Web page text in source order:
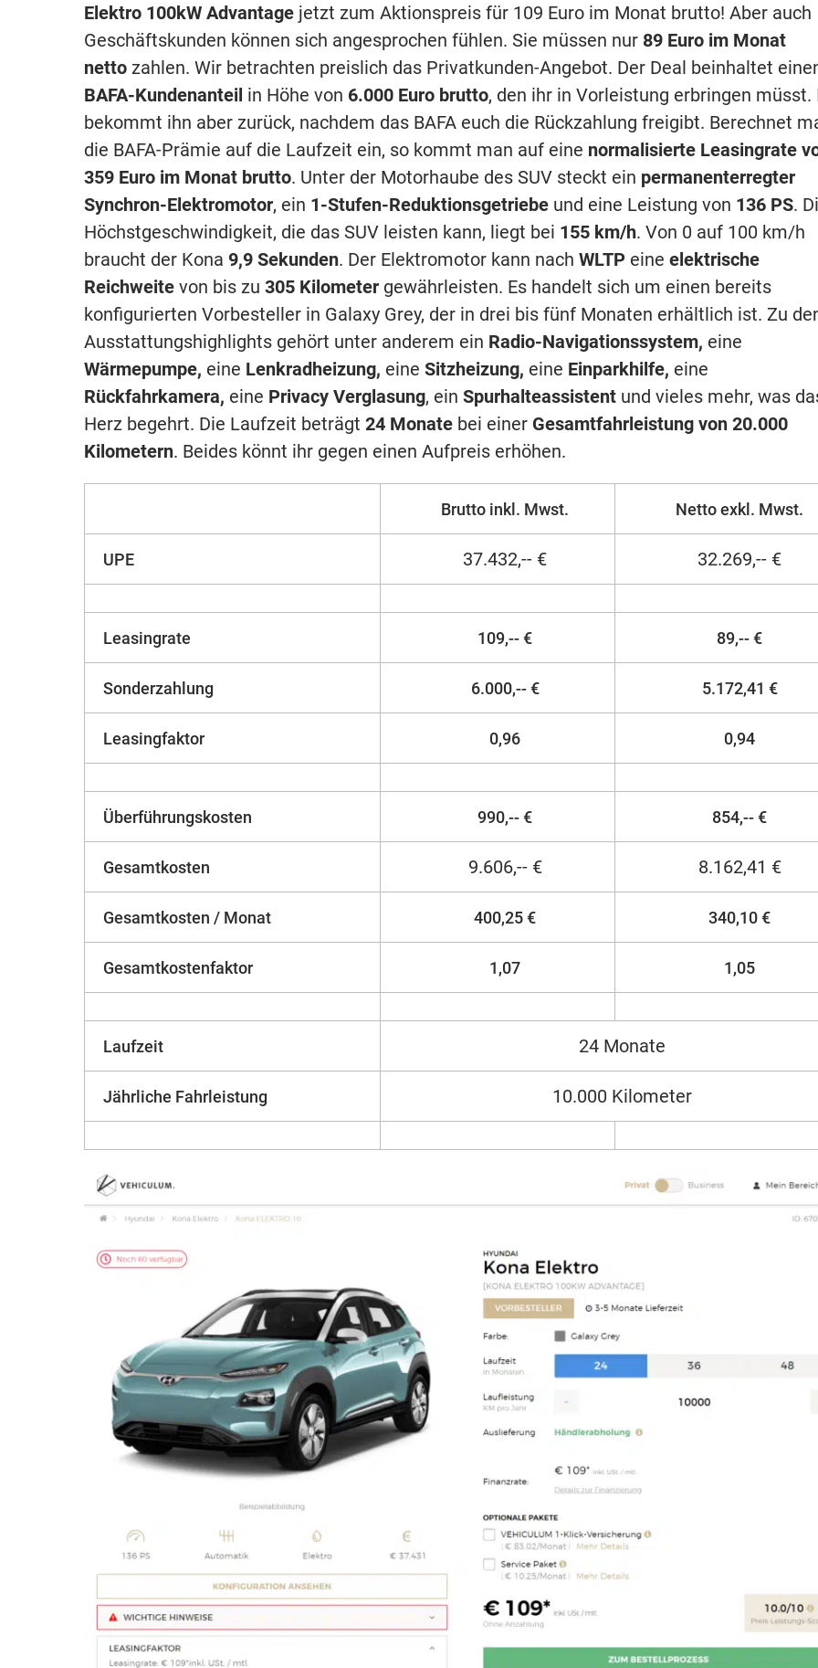
Elektro 100kW Advantage jetzt zum Aktionspreis für 109 Euro im Monat brutto! Aber auch
Geschäftskunden können sich angesprochen fühlen. Sie müssen nur 89 Euro im Monat
netto zahlen. Wir betrachten preislich das Privatkunden-Angebot. Der Deal beinhaltet
BAFA-Kundenanteil in Höhe von 6.000 Euro brutto, den ihr in Vorleistung erbringen müsst.
bekommt ihn aber zurück, nachdem das BAFA euch die Rückzahlung freigibt. Berechnet
die BAFA-Prämie auf die Laufzeit ein, so kommt man auf eine normalisierte Leasingrate
359 Euro im Monat brutto. Unter der Motorhaube des SUV steckt ein permanenterregter
Synchron-Elektromotor, ein 1-Stufen-Reduktionsgetriebe und eine Leistung von 136 PS.
Höchstgeschwindigkeit, die das SUV leisten kann, liegt bei 155 km/h. Von 0 auf 100 km/h
braucht der Kona 9,9 Sekunden. Der Elektromotor kann nach WLTP eine elektrische
Reichweite von bis zu 305 Kilometer gewährleisten. Es handelt sich um einen bereits
konfigurierten Vorbesteller in Galaxy Grey, der in drei bis fünf Monaten erhältlich ist. Zu
Ausstattungshighlights gehört unter anderem ein Radio-Navigationssystem, eine
Wärmepumpe, eine Lenkradheizung, eine Sitzheizung, eine Einparkhilfe, eine
Rückfahrkamera, eine Privacy Verglasung, ein Spurhalteassistent und vieles mehr, was
Herz begehrt. Die Laufzeit beträgt 24 Monate bei einer Gesamtfahrleistung von 20.000
Kilometern. Beides könnt ihr gegen einen Aufpreis erhöhen.
Brutto inkl. Mwst. Netto exkl. Mwst.
UPE 37.432,-- € 32.269,-- €
Leasingrate 109,-- € 89,-- €
Sonderzahlung 6.000,-- € 5.172,41 €
Leasingfaktor 0,96 0,94
Überführungskosten 990,-- € 854,-- €
Gesamtkosten 9.606,-- € 8.162,41 €
Gesamtkosten / Monat 400,25 € 340,10 €
Gesamtkostenfaktor 1,07 1,05
Laufzeit 24 Monate
Jährliche Fahrleistung 10.000 Kilometer